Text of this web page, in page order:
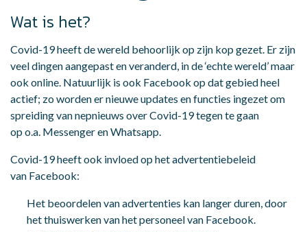
Wat is het?
Covid-19 heeft de wereld behoorlijk op zijn kop gezet. Er zijn
veel dingen aangepast en veranderd, in de ‘echte wereld’ maar
ook online. Natuurlijk is ook Facebook op dat gebied heel
actief; zo worden er nieuwe updates en functies ingezet om
spreiding van nepnieuws over Covid-19 tegen te gaan
op o.a. Messenger en Whatsapp.
Covid-19 heeft ook invloed op het advertentiebeleid
van Facebook:
Het beoordelen van advertenties kan langer duren, door
het thuiswerken van het personeel van Facebook.